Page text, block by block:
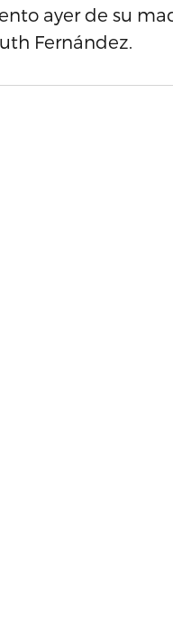
ayer de su
Fernández.